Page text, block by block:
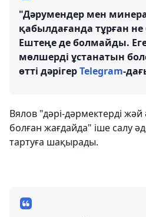
"Дәрумендер мен
қабылдағанда тұрған
Ештеңе де болмайды.
мөлшерді ұстанатын
өтті дәрігерTelegram-
Вялов "дәрі-дәрмектерді
болған жағдайда" іше салу
тартуға шақырады.